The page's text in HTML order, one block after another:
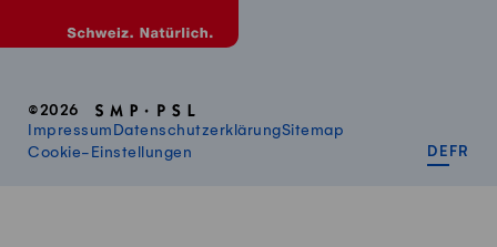
©2026
Impressum DatenschutzerklärungSitemap
Cookie-Einstellungen
DE FR